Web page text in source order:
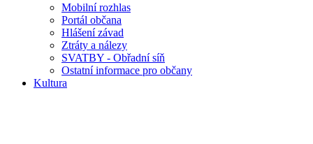
Mobilní rozhlas
Portál občana
Hlášení závad
Ztráty a nálezy
SVATBY - Obřadní síň
Ostatní informace pro občany
Kultura